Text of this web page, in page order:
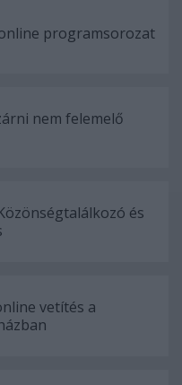
programsorozat
nem felemelő
és
vetítés a